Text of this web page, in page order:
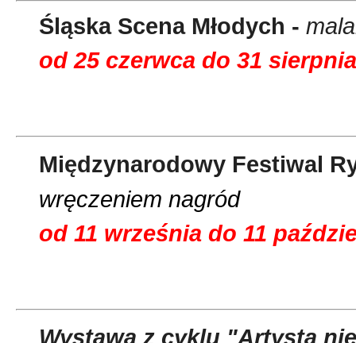
Śląska Scena Młodych -
od 25 czerwca do 31 sierpnia
Międzynarodowy Festiwal
wręczeniem nagród
od 11 września do 11
Wystawa z cyklu "Artysta